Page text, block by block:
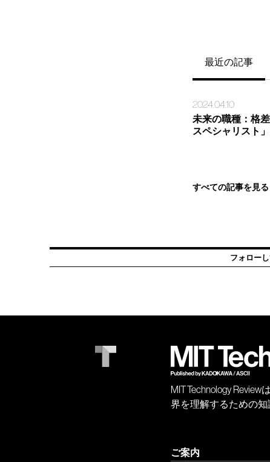
最近の記事
2024.04.10
未来の職種：格
スペシャリスト
すべての記事を見る
フォロー
MIT Technology
界を理解するための知
ご案内